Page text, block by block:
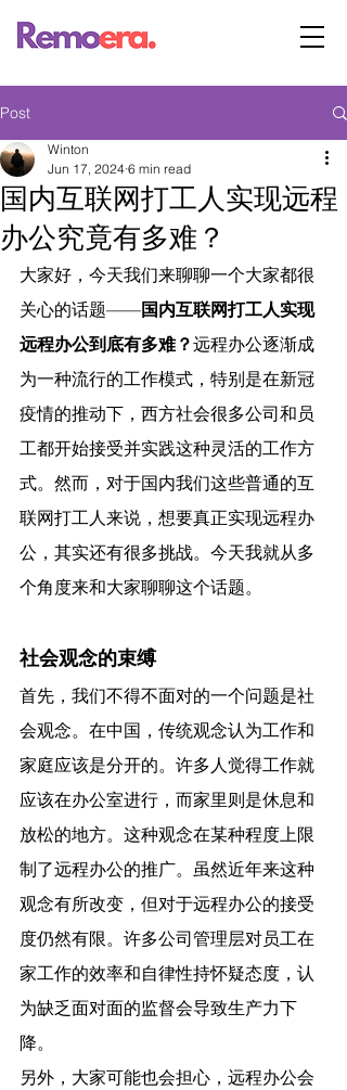
Post
国内互联网打工人实现远程
办公究竟有多难？
Winton
Jun 17, 2024 6 min read
大家好，今天我们来聊聊一个大家都很
关心的话题——国内互联网打工人实现
远程办公到底有多难？远程办公逐渐成
为一种流行的工作模式，特别是在新冠
疫情的推动下，西方社会很多公司和员
工都开始接受并实践这种灵活的工作方
式。然而，对于国内我们这些普通的互
联网打工人来说，想要真正实现远程办
公，其实还有很多挑战。今天我就从多
个角度来和大家聊聊这个话题。
社会观念的束缚
首先，我们不得不面对的一个问题是社
会观念。在中国，传统观念认为工作和
家庭应该是分开的。许多人觉得工作就
应该在办公室进行，而家里则是休息和
放松的地方。这种观念在某种程度上限
制了远程办公的推广。虽然近年来这种
观念有所改变，但对于远程办公的接受
度仍然有限。许多公司管理层对员工在
家工作的效率和自律性持怀疑态度，认
为缺乏面对面的监督会导致生产力下
降。
另外，大家可能也会担心，远程办公会